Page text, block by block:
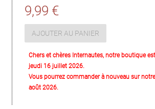
9,99 €
AJOUTER AU PANIER
Chers et chères Internautes, notre boutique
jeudi 16 juillet 2026.
Vous pourrez commander à nouveau sur
août 2026.